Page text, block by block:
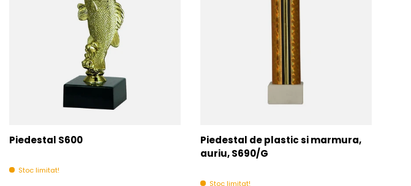
Piedestal S600
Stoc limitat!
Piedestal de plastic si marmura,
auriu, S690/G
Stoc limitat!